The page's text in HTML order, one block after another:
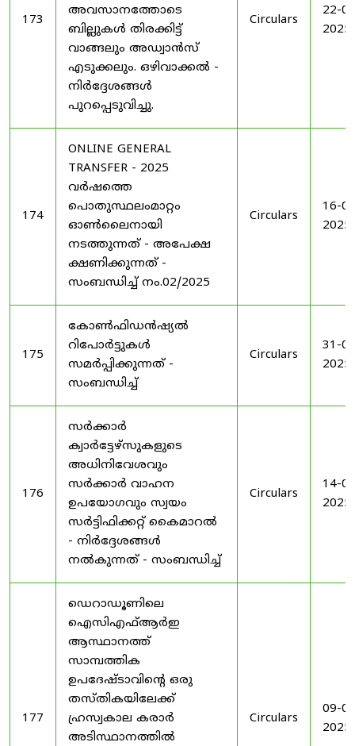
173
അവസാനത്തോടെ
ബില്ലുകൾ തിരക്കിട്ട്
വാങ്ങലും അഡ്വാൻസ്
എടുക്കലും. ഒഴിവാക്കൽ -
നിർദ്ദേശങ്ങൾ
പുറപ്പെടുവിച്ചു.
Circulars
22-
2025
174
ONLINE GENERAL
TRANSFER - 2025
വർഷത്തെ
പൊതുസ്ഥലംമാറ്റം
ഓൺലൈനായി
നടത്തുന്നത് - അപേക്ഷ
ക്ഷണിക്കുന്നത് -
സംബന്ധിച്ച് നം.02/2025
Circulars
16-
2025
175
കോൺഫിഡൻഷ്യൽ
റിപോർട്ടുകൾ
സമർപ്പിക്കുന്നത് -
സംബന്ധിച്ച്
Circulars
31-
2025
176
സർക്കാർ
ക്വാർട്ടേഴ്സുകളുടെ
അധിനിവേശവും
സർക്കാർ വാഹന
ഉപയോഗവും സ്വയം
സർട്ടിഫിക്കറ്റ് കൈമാറൽ
- നിർദ്ദേശങ്ങൾ
നൽകുന്നത് - സംബന്ധിച്ച്
Circulars
14-
2025
177
ഡെറാഡൂണിലെ
ഐസിഎഫ്ആർഇ
ആസ്ഥാനത്ത്
സാമ്പത്തിക
ഉപദേഷ്ടാവിന്റെ ഒരു
തസ്തികയിലേക്ക്
ഹ്രസ്വകാല കരാർ
അടിസ്ഥാനത്തിൽ
Circulars
09-
2025